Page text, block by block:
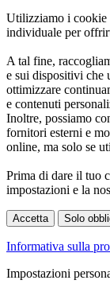
Utilizziamo i cookie
individuale per
A tal fine,
e sui dispositivi che
ottimizzare
e contenuti
Inoltre, possiamo
fornitori esterni e
online, ma solo se
Prima di dare il tuo
impostazioni e la
Accetta Solo
Informativa sulla
Impostazioni